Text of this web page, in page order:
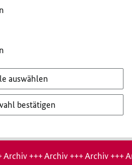
auswählen
bestätigen
Archiv +++ Archiv +++ Archiv +++